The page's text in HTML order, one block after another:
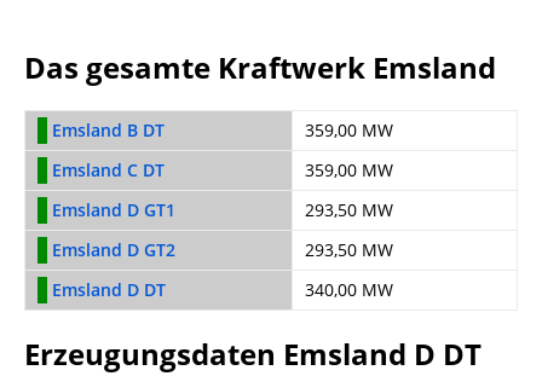
Das gesamte Kraftwerk Emsland
Emsland B DT
359,00 MW
Emsland C DT
359,00 MW
Emsland D GT1
293,50 MW
Emsland D GT2
293,50 MW
Emsland D DT
340,00 MW
Erzeugungsdaten Emsland D DT